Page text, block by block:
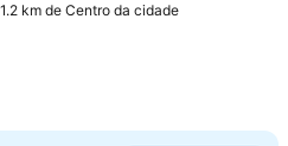
km de Centro da cidade